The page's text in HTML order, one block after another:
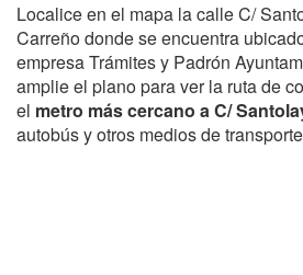
Localice en el mapa la calle C/
Carreño donde se encuentra
empresa Trámites y Padrón
amplie el plano para ver la ruta de
el metro más cercano a C/
autobús y otros medios de